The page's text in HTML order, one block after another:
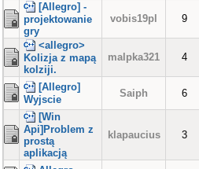
[Allegro] -
projektowanie
gry
vobis19pl 9
<allegro>
Kolizja z mapą
kolziji.
malpka321 4
[Allegro]
Wyjscie
Saiph 6
[Win
Api]Problem z
prostą
aplikacją
klapaucius 3